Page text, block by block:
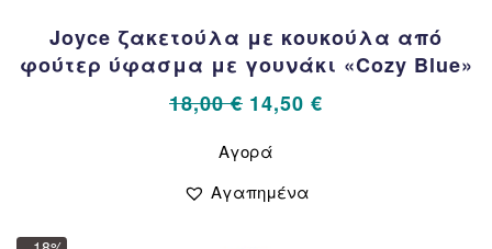
Joyce ζακετούλα με κουκούλα από
φούτερ ύφασμα με γουνάκι «Cozy Blue»
18,00€ Original
was:
18,00 €.
14,50 €
Αγορά
έχει
Αγαπημένα